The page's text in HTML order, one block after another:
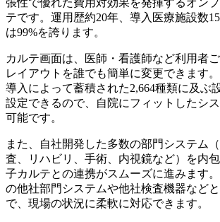
張性で優れた費用対効果を発揮するオン
テです。運用歴約20年、導入医療施設数
は99%を誇ります。
カルテ画面は、医師・看護師など利用者
レイアウトを誰でも簡単に変更できます
導入によって蓄積された2,664種類に及ぶ
設定できるので、自院にフィットしたシ
可能です。
また、自社開発した多数の部門システム
査、リハビリ、手術、内視鏡など）を内
子カルテとの連携がスムーズに進みます
の他社部門システムや他社検査機器など
で、現場の状況に柔軟に対応できます。